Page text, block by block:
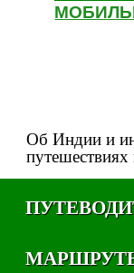
Об Индии и